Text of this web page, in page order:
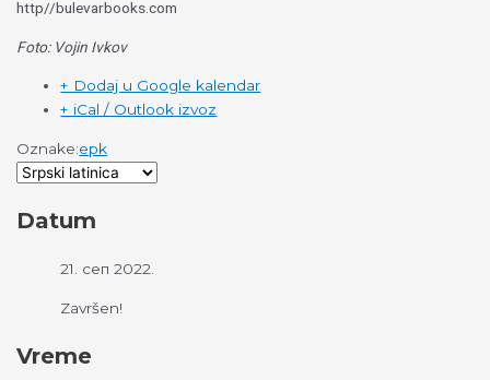
http//bulevarbooks.com
Foto: Vojin Ivkov
+ Dodaj u Google kalendar
+ iCal / Outlook izvoz
Oznake:epk
Datum
21. сеп 2022.
Završen!
Vreme